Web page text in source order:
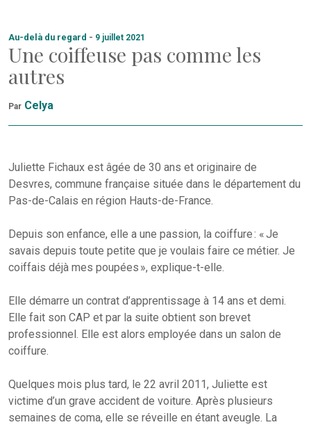
Au-delà du regard - 9 juillet 2021
Une coiffeuse pas comme les
autres
Par Celya
Juliette Fichaux est âgée de 30 ans et originaire de
Desvres, commune française située dans le département du
Pas-de-Calais en région Hauts-de-France.
Depuis son enfance, elle a une passion, la coiffure : « Je
savais depuis toute petite que je voulais faire ce métier. Je
coiffais déjà mes poupées », explique-t-elle.
Elle démarre un contrat d’apprentissage à 14 ans et demi.
Elle fait son CAP et par la suite obtient son brevet
professionnel. Elle est alors employée dans un salon de
coiffure.
Quelques mois plus tard, le 22 avril 2011, Juliette est
victime d’un grave accident de voiture. Après plusieurs
semaines de coma, elle se réveille en étant aveugle. La